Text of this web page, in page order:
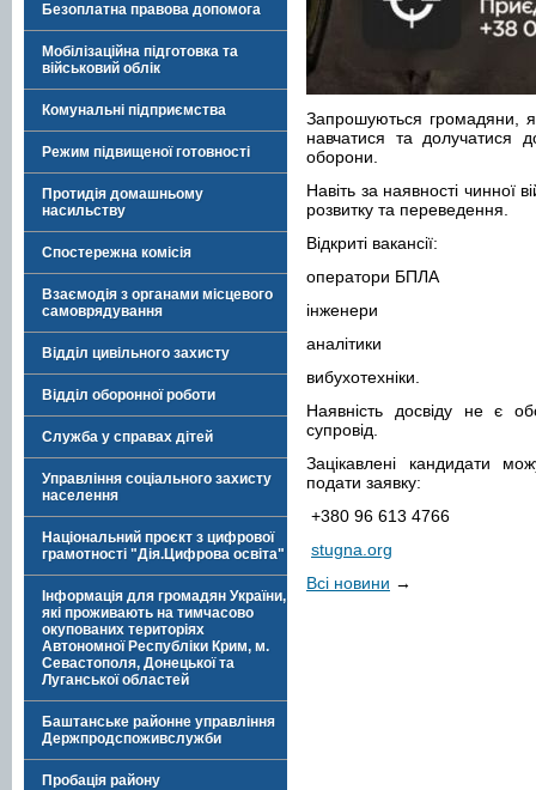
Безоплатна правова допомога
Мобілізаційна підготовка та
військовий облік
Комунальні підприємства
Режим підвищеної готовності
Протидія домашньому
насильству
Спостережна комісія
Взаємодія з органами місцевого
самоврядування
Відділ цивільного захисту
Відділ оборонної роботи
Служба у справах дітей
Управління соціального захисту
населення
Національний проєкт з цифрової
грамотності "Дія.Цифрова освіта"
Інформація для громадян України,
які проживають на тимчасово
окупованих територіях
Автономної Республіки Крим, м.
Севастополя, Донецької та
Луганської областей
Баштанське районне управління
Держпродспоживслужби
Пробація району
Запрошуються громадяни,
навчатися та долучатися
оборони.
Навіть за наявності чинної
розвитку та переведення.
Відкриті вакансії:
оператори БПЛА
інженери
аналітики
вибухотехніки.
Наявність досвіду не є
супровід.
Зацікавлені кандидати
подати заявку:
+380 96 613 4766
stugna.org
Всі новини →